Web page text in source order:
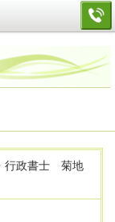
行政書士 菊地